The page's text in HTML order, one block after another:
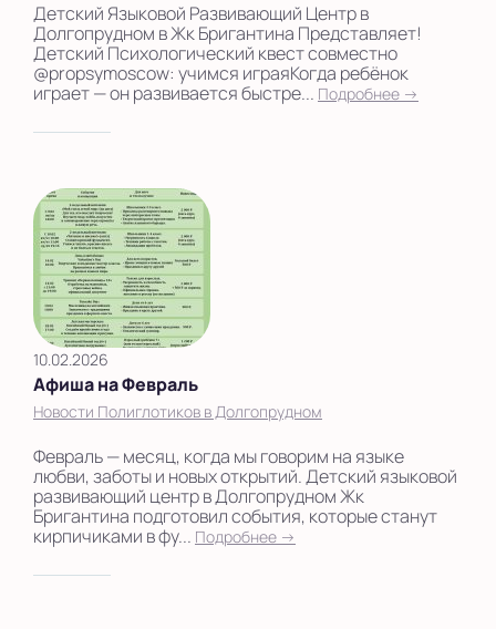
Детский Языковой Развивающий Центр в
Долгопрудном в Жк Бригантина Представляет!
Детский Психологический квест совместно
@propsymoscow: учимся играяКогда ребёнок
играет — он развивается быстре... Подробнее →
10.02.2026
Афиша на Февраль
Новости Полиглотиков в Долгопрудном
Февраль — месяц, когда мы говорим на языке
любви, заботы и новых открытий. Детский языковой
развивающий центр в Долгопрудном Жк
Бригантина подготовил события, которые станут
кирпичиками в фу... Подробнее →